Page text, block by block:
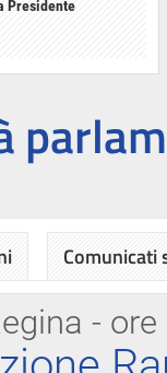
Presidente
- ore
Comunicati